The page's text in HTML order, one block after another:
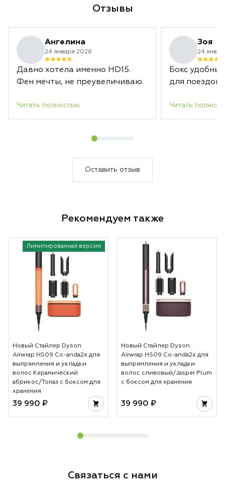
Отзывы
Ангелина
24 января 2026
Давно хотела именно HD15.
Фен мечты, не преувеличиваю.
Читать полностью
Зоя
24
Бокс
для поездок.
Читать
Оставить отзыв
Рекомендуем также
Лимитированная версия
Новый Стайлер Dyson
Airwrap HS09 Co-anda2x для
выпрямления и укладки
волос Керамический
абрикос/Топаз с боксом для
хранения
39 990 ₽
Новый Стайлер Dyson
Airwrap HS09 Co-anda2x для
выпрямления и укладки
волос сливовый/Jasper Plum
с боксом для хранения
39 990 ₽
Связаться с нами